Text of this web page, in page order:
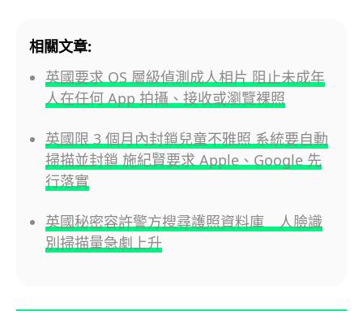
相關文章:
英國要求 OS 層級偵測成人相片 阻止未成年
人在任何 App 拍攝、接收或瀏覽裸照
英國限 3 個月內封鎖兒童不雅照 系統要自動
掃描並封鎖 施紀賢要求 Apple、Google 先
行落實
英國秘密容許警方搜尋護照資料庫 人臉識
別掃描量急劇上升